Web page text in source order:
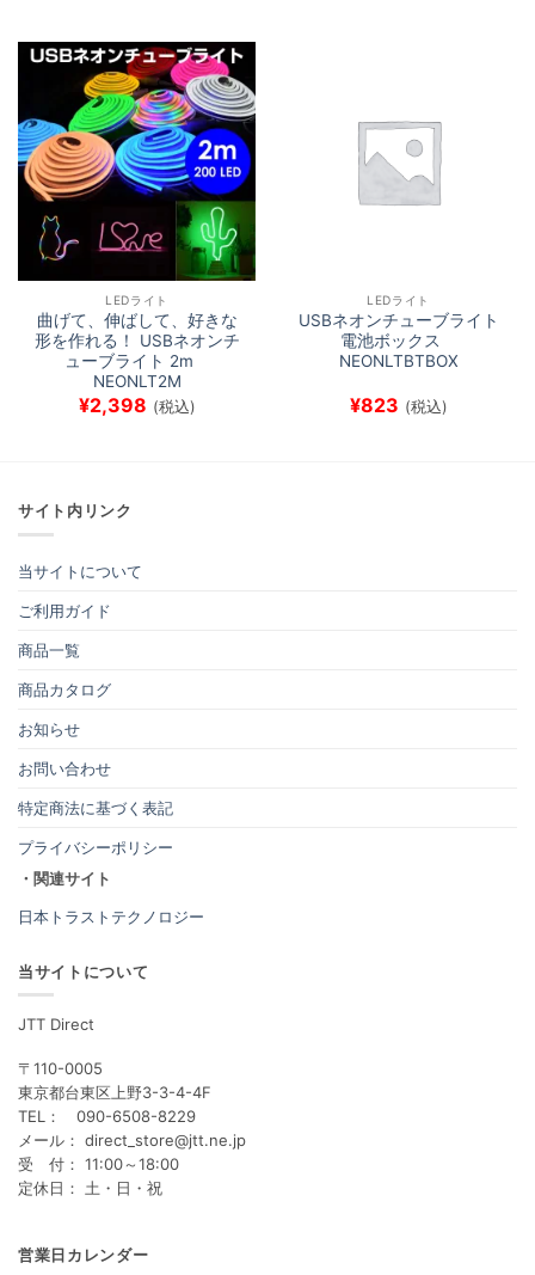
LEDライト
曲げて、伸ばして、好きな
形を作れる！ USBネオンチ
ューブライト 2m
NEONLT2M
¥2,398 (税込)
LEDライト
USBネオンチューブライト
電池ボックス
NEONLTBTBOX
¥823 (税込)
サイト内リンク
当サイトについて
ご利用ガイド
商品一覧
商品カタログ
お知らせ
お問い合わせ
特定商法に基づく表記
プライバシーポリシー
・関連サイト
日本トラストテクノロジー
当サイトについて
JTT Direct
〒110-0005
東京都台東区上野3-3-4-4F
TEL： 090-6508-8229
メール： direct_store@jtt.ne.jp
受 付： 11:00～18:00
定休日： 土・日・祝
営業日カレンダー